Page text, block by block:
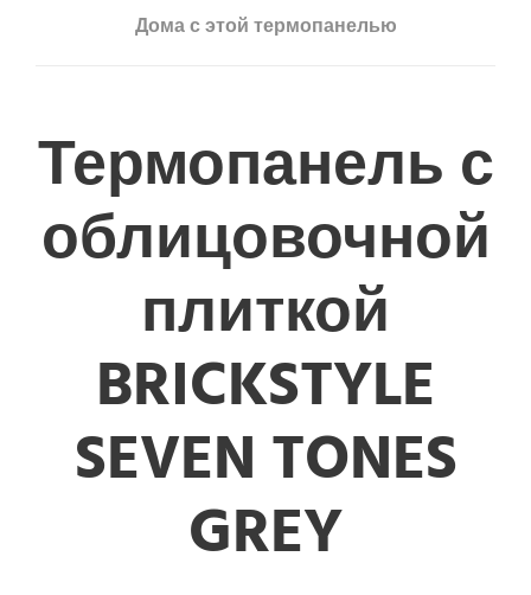
Дома с этой термопанелью
Термопанель с
облицовочной
плиткой
BRICKSTYLE
SEVEN TONES
GREY